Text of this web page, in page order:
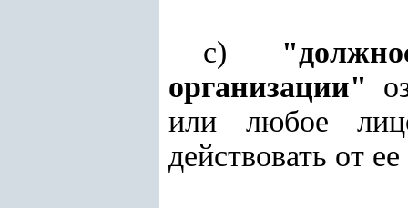
с)
организации"
или любое
действовать от